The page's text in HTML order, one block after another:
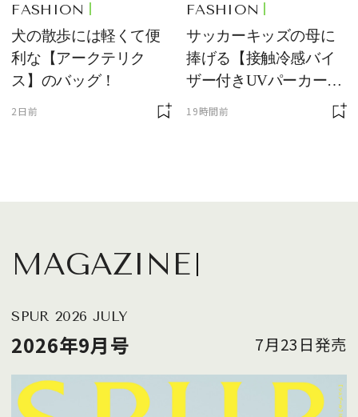
FASHION
犬の散歩には軽くて便
利な【アークテリク
ス】のバッグ！
2日前
FASHION
サッカーキッズの母に
捧げる【接触冷感バイ
ザー付きUVパーカー】
19時間前
MAGAZINE
SPUR 2026 JULY
2026年9月号 7月23日発売